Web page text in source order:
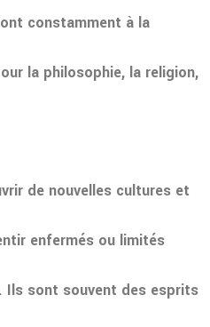
constamment à la
la philosophie, la religion,
de nouvelles cultures et
enfermés ou limités
Ils sont souvent des esprits